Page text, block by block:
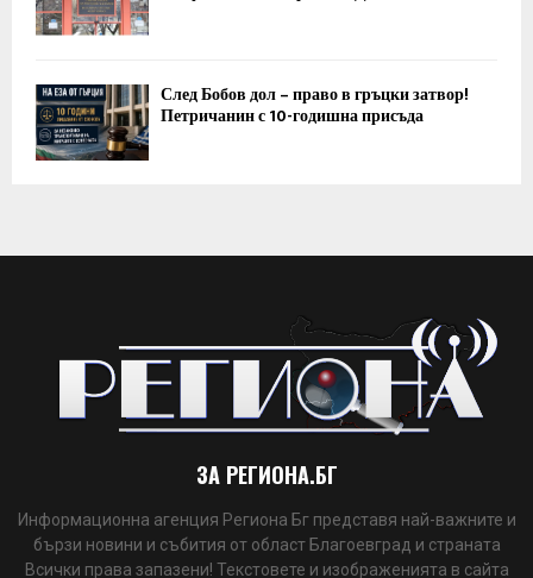
След Бобов дол – право в гръцки затвор!
Петричанин с 10-годишна присъда
ЗА РЕГИОНА.БГ
Информационна агенция Региона Бг представя най-важните и
бързи новини и събития от област Благоевград и страната
Всички права запазени! Текстовете и изображенията в сайта